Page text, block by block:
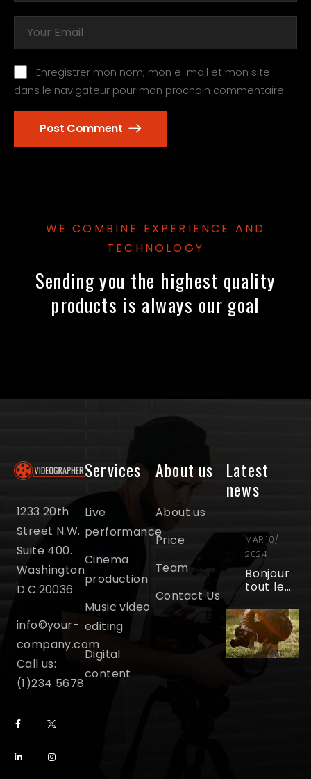
Enregistrer mon nom, mon e-mail et mon site
dans le navigateur pour mon prochain commentaire.
Post Comment
WE COMBINE EXPERIENCE AND
TECHNOLOGY
Sending you the highest quality
products is always our goal
1233 20th
Street N.W.
Suite 400.
Washington
D.C.20036
info©your-
company.com
Call us:
(1)234 5678
Services
Live
performance
Cinema
production
Music video
editing
Digital
content
About us
About us
Price
Team
Contact Us
Latest
news
MAR 10/
2024
Bonjour
tout le